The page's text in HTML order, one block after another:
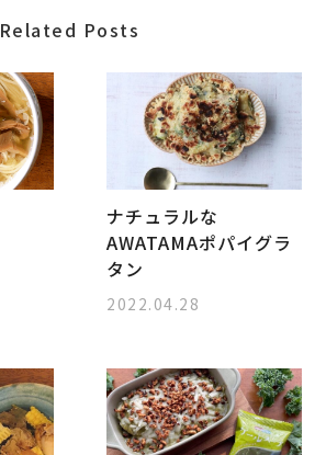
Related Posts
ナチュラルな
AWATAMAポパイグラ
タン
2022.04.28